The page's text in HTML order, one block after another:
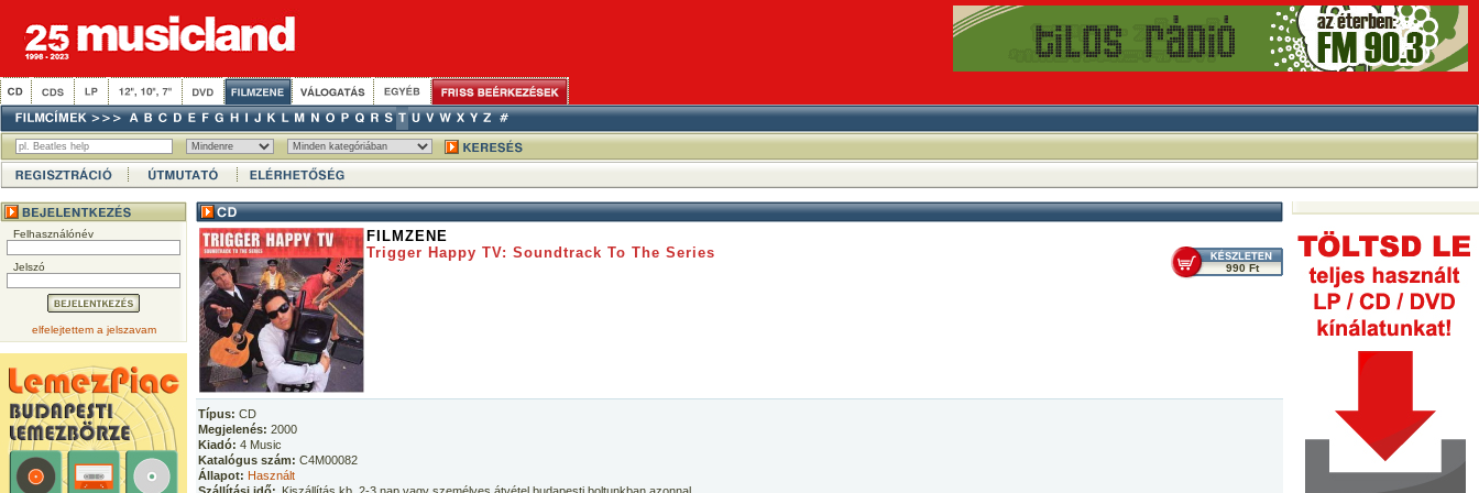
Felhasználónév
Jelszó
elfelejtettem a jelszavam
FILMZENE
Trigger Happy TV: Soundtrack To The Series
990 Ft
Típus: CD
Megjelenés: 2000
Kiadó: 4 Music
Katalógus szám: C4M00082
Állapot: Használt